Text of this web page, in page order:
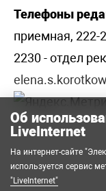
Телефоны
приемная, 222-
2230 - отдел
Об
LiveInternet
На интернет-сайте
используется сервис
"LiveInternet"